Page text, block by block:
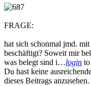
FRAGE:
hat sich schonmal jmd.
beschäftigt? Soweit mir
was belegt sind i…login
Du hast keine
dieses Beitrags anzusehen.